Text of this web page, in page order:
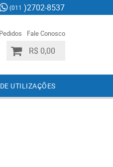
(011 )2702-8537
Fale Conosco
R$ 0,00
UTILIZAÇÕES